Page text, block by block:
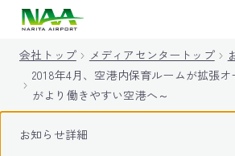
会社トップ メディアセンタートップ
2018年4月、空港内保育ルームが拡張
がより働きやすい空港へ～
お知らせ詳細